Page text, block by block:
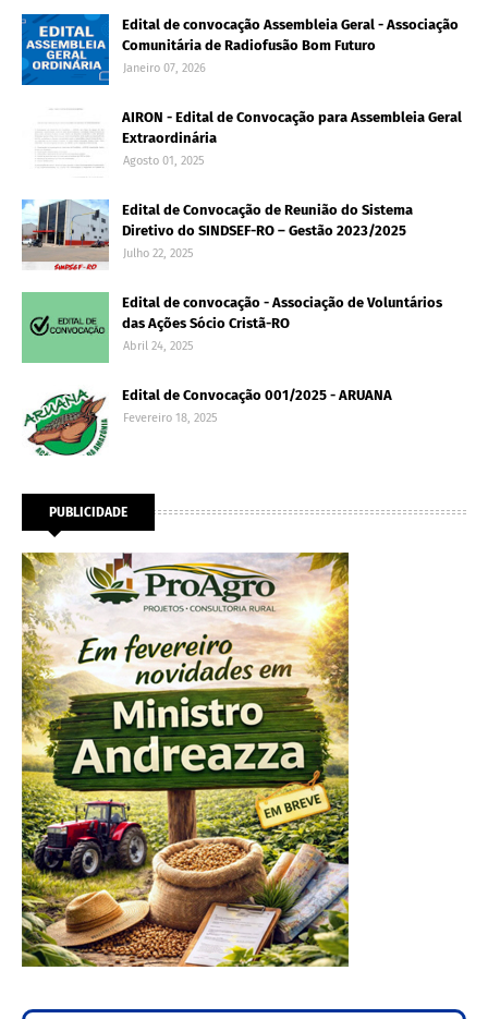
Edital de convocação Assembleia Geral - Associação
Comunitária de Radiofusão Bom Futuro
Janeiro 07, 2026
AIRON - Edital de Convocação para Assembleia Geral
Extraordinária
Agosto 01, 2025
Edital de Convocação de Reunião do Sistema
Diretivo do SINDSEF-RO – Gestão 2023/2025
Julho 22, 2025
Edital de convocação - Associação de Voluntários
das Ações Sócio Cristã-RO
Abril 24, 2025
Edital de Convocação 001/2025 - ARUANA
Fevereiro 18, 2025
PUBLICIDADE